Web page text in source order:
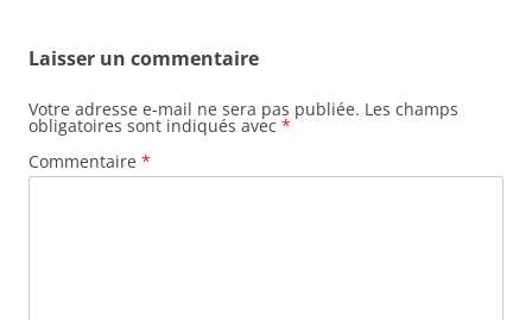
Laisser un commentaire
Votre adresse e-mail ne sera pas publiée. Les champs
obligatoires sont indiqués avec *
Commentaire *